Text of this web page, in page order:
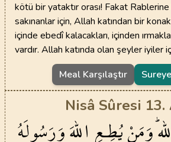
kötü bir yataktır orası! Fakat
sakınanlar için, Allah katından bir
içinde ebedî kalacakları, içinden
vardır. Allah katında olan şeyler iyiler
Meal Karşılaştır
Nisâ Sûresi 13.
وَمَنْيُطِـعِ اللّٰهَوَرَسُولَهُ